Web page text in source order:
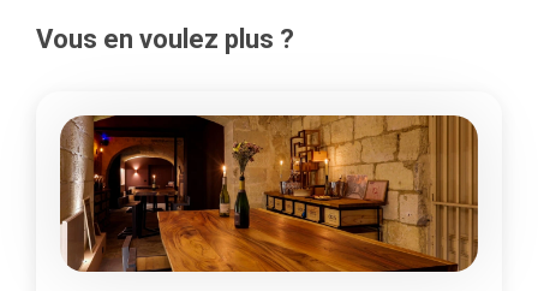
Vous en voulez plus ?